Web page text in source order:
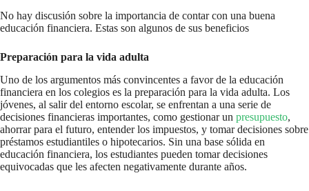
No hay discusión sobre la importancia de contar con una buena
educación financiera. Estas son algunos de sus beneficios
Preparación para la vida adulta
Uno de los argumentos más convincentes a favor de la educación
financiera en los colegios es la preparación para la vida adulta. Los
jóvenes, al salir del entorno escolar, se enfrentan a una serie de
decisiones financieras importantes, como gestionar un presupuesto,
ahorrar para el futuro, entender los impuestos, y tomar decisiones sobre
préstamos estudiantiles o hipotecarios. Sin una base sólida en
educación financiera, los estudiantes pueden tomar decisiones
equivocadas que les afecten negativamente durante años.